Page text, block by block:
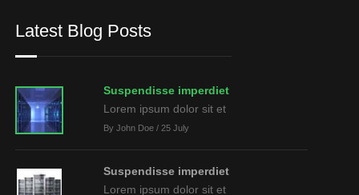
Latest Blog Posts
Suspendisse imperdiet
Lorem ipsum dolor sit et
By John Doe / 25 July
Suspendisse imperdiet
Lorem ipsum dolor sit et